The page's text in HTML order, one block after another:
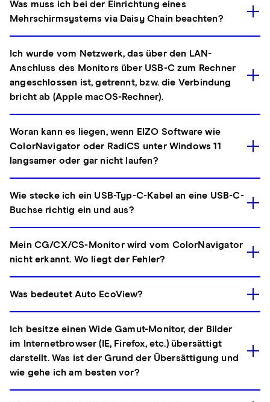
Was muss ich bei der Einrichtung eines
Mehrschirmsystems via Daisy Chain beachten?
Ich wurde vom Netzwerk, das über den LAN-
Anschluss des Monitors über USB-C zum Rechner
angeschlossen ist, getrennt, bzw. die Verbindung
bricht ab (Apple macOS-Rechner).
Woran kann es liegen, wenn EIZO Software wie
ColorNavigator oder RadiCS unter Windows 11
langsamer oder gar nicht laufen?
Wie stecke ich ein USB-Typ-C-Kabel an eine USB-C-
Buchse richtig ein und aus?
Mein CG/CX/CS-Monitor wird vom ColorNavigator
nicht erkannt. Wo liegt der Fehler?
Was bedeutet Auto EcoView?
Ich besitze einen Wide Gamut-Monitor, der Bilder
im Internetbrowser (IE, Firefox, etc.) übersättigt
darstellt. Was ist der Grund der Übersättigung und
wie gehe ich am besten vor?